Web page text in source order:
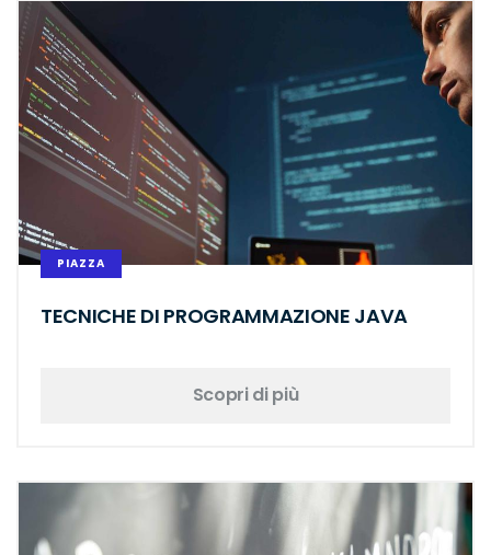
PIAZZA
TECNICHE DI PROGRAMMAZIONE JAVA
Scopri di più